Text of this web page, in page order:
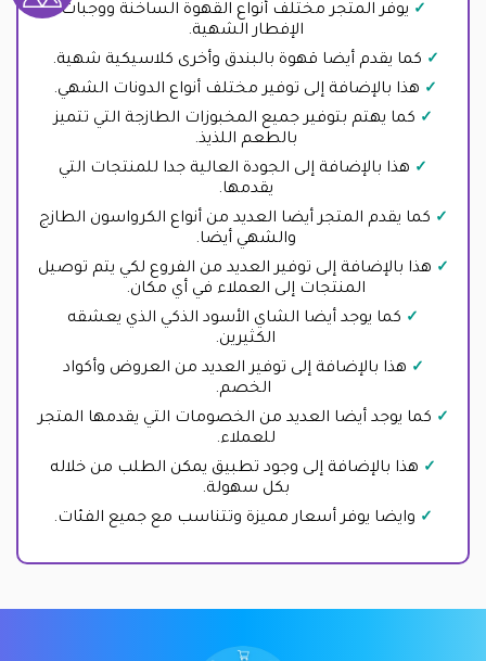
يوفر المتجر مختلف أنواع القهوة الساخنة ووجبات
الإفطار الشهية.
كما يقدم أيضا قهوة بالبندق وأخرى كلاسيكية شهية.
هذا بالإضافة إلى توفير مختلف أنواع الدونات الشهي.
كما يهتم بتوفير جميع المخبوزات الطازجة التي تتميز
بالطعم اللذيذ.
هذا بالإضافة إلى الجودة العالية جدا للمنتجات التي
يقدمها.
كما يقدم المتجر أيضا العديد من أنواع الكرواسون الطازج
والشهي أيضا.
هذا بالإضافة إلى توفير العديد من الفروع لكي يتم توصيل
المنتجات إلى العملاء في أي مكان.
كما يوجد أيضا الشاي الأسود الذكي الذي يعشقه
الكثيرين.
هذا بالإضافة إلى توفير العديد من العروض وأكواد
الخصم.
كما يوجد أيضا العديد من الخصومات التي يقدمها المتجر
للعملاء.
هذا بالإضافة إلى وجود تطبيق يمكن الطلب من خلاله
بكل سهولة.
وايضا يوفر أسعار مميزة وتتناسب مع جميع الفئات.